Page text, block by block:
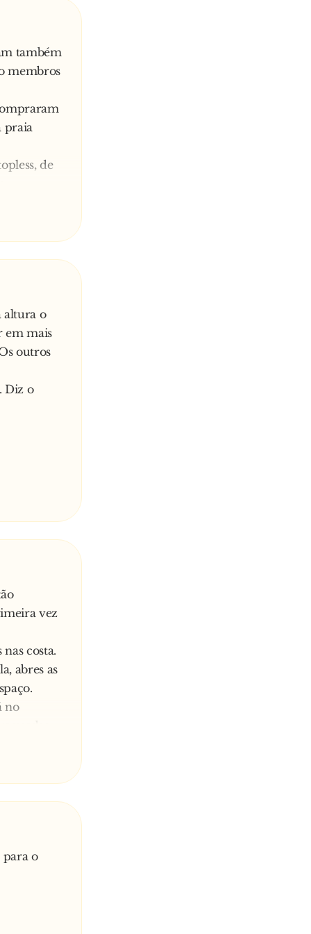
também
membros
praia
de
eles,
óculos-
fio
altura o
em mais
outros
Diz o
vez
costa.
abres as
no
para
voou
e nada!
o